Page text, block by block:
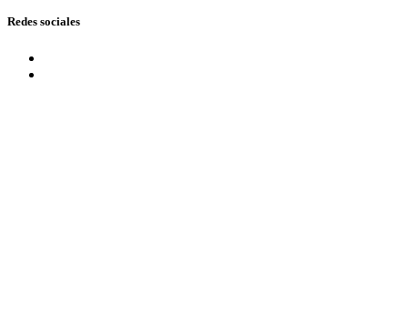
Redes sociales